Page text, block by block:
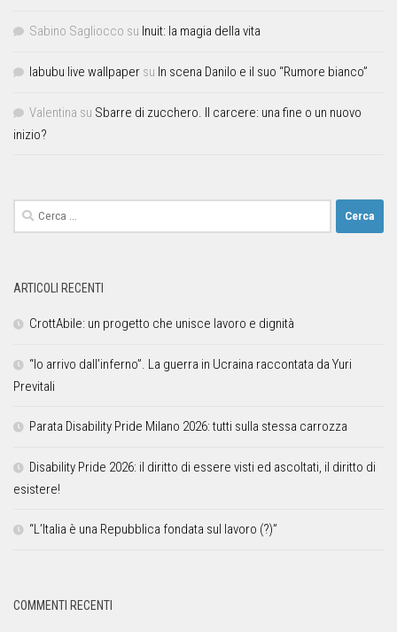
Sabino Sagliocco su Inuit: la magia della vita
labubu live wallpaper su In scena Danilo e il suo “Rumore bianco”
Valentina su Sbarre di zucchero. Il carcere: una fine o un nuovo
inizio?
ARTICOLI RECENTI
CrottAbile: un progetto che unisce lavoro e dignità
“Io arrivo dall’inferno”. La guerra in Ucraina raccontata da Yuri
Previtali
Parata Disability Pride Milano 2026: tutti sulla stessa carrozza
Disability Pride 2026: il diritto di essere visti ed ascoltati, il diritto di
esistere!
“L’Italia è una Repubblica fondata sul lavoro (?)”
COMMENTI RECENTI